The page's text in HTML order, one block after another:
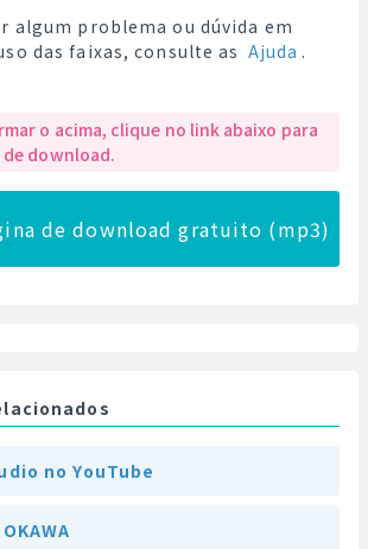
algum problema ou dúvida em
das faixas, consulte as Ajuda .
o acima, clique no link abaixo para
download.
de download gratuito (mp3)
no YouTube